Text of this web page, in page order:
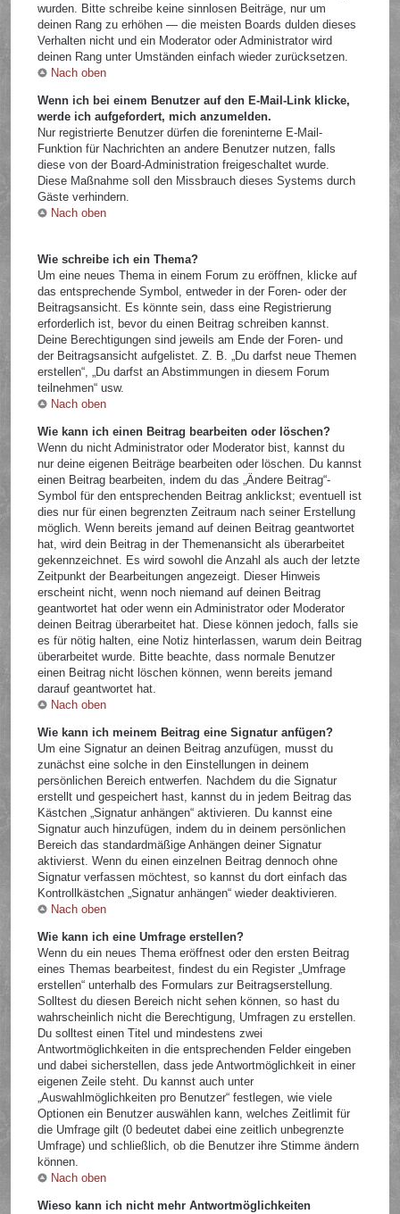
wurden. Bitte schreibe keine sinnlosen Beiträge, nur um
deinen Rang zu erhöhen — die meisten Boards dulden dieses
Verhalten nicht und ein Moderator oder Administrator wird
deinen Rang unter Umständen einfach wieder zurücksetzen.
Nach oben
Wenn ich bei einem Benutzer auf den E-Mail-Link klicke,
werde ich aufgefordert, mich anzumelden.
Nur registrierte Benutzer dürfen die foreninterne E-Mail-
Funktion für Nachrichten an andere Benutzer nutzen, falls
diese von der Board-Administration freigeschaltet wurde.
Diese Maßnahme soll den Missbrauch dieses Systems durch
Gäste verhindern.
Nach oben
Wie schreibe ich ein Thema?
Um eine neues Thema in einem Forum zu eröffnen, klicke auf
das entsprechende Symbol, entweder in der Foren- oder der
Beitragsansicht. Es könnte sein, dass eine Registrierung
erforderlich ist, bevor du einen Beitrag schreiben kannst.
Deine Berechtigungen sind jeweils am Ende der Foren- und
der Beitragsansicht aufgelistet. Z. B. „Du darfst neue Themen
erstellen“, „Du darfst an Abstimmungen in diesem Forum
teilnehmen“ usw.
Nach oben
Wie kann ich einen Beitrag bearbeiten oder löschen?
Wenn du nicht Administrator oder Moderator bist, kannst du
nur deine eigenen Beiträge bearbeiten oder löschen. Du kannst
einen Beitrag bearbeiten, indem du das „Ändere Beitrag“-
Symbol für den entsprechenden Beitrag anklickst; eventuell ist
dies nur für einen begrenzten Zeitraum nach seiner Erstellung
möglich. Wenn bereits jemand auf deinen Beitrag geantwortet
hat, wird dein Beitrag in der Themenansicht als überarbeitet
gekennzeichnet. Es wird sowohl die Anzahl als auch der letzte
Zeitpunkt der Bearbeitungen angezeigt. Dieser Hinweis
erscheint nicht, wenn noch niemand auf deinen Beitrag
geantwortet hat oder wenn ein Administrator oder Moderator
deinen Beitrag überarbeitet hat. Diese können jedoch, falls sie
es für nötig halten, eine Notiz hinterlassen, warum dein Beitrag
überarbeitet wurde. Bitte beachte, dass normale Benutzer
einen Beitrag nicht löschen können, wenn bereits jemand
darauf geantwortet hat.
Nach oben
Wie kann ich meinem Beitrag eine Signatur anfügen?
Um eine Signatur an deinen Beitrag anzufügen, musst du
zunächst eine solche in den Einstellungen in deinem
persönlichen Bereich entwerfen. Nachdem du die Signatur
erstellt und gespeichert hast, kannst du in jedem Beitrag das
Kästchen „Signatur anhängen“ aktivieren. Du kannst eine
Signatur auch hinzufügen, indem du in deinem persönlichen
Bereich das standardmäßige Anhängen deiner Signatur
aktivierst. Wenn du einen einzelnen Beitrag dennoch ohne
Signatur verfassen möchtest, so kannst du dort einfach das
Kontrollkästchen „Signatur anhängen“ wieder deaktivieren.
Nach oben
Wie kann ich eine Umfrage erstellen?
Wenn du ein neues Thema eröffnest oder den ersten Beitrag
eines Themas bearbeitest, findest du ein Register „Umfrage
erstellen“ unterhalb des Formulars zur Beitragserstellung.
Solltest du diesen Bereich nicht sehen können, so hast du
wahrscheinlich nicht die Berechtigung, Umfragen zu erstellen.
Du solltest einen Titel und mindestens zwei
Antwortmöglichkeiten in die entsprechenden Felder eingeben
und dabei sicherstellen, dass jede Antwortmöglichkeit in einer
eigenen Zeile steht. Du kannst auch unter
„Auswahlmöglichkeiten pro Benutzer“ festlegen, wie viele
Optionen ein Benutzer auswählen kann, welches Zeitlimit für
die Umfrage gilt (0 bedeutet dabei eine zeitlich unbegrenzte
Umfrage) und schließlich, ob die Benutzer ihre Stimme ändern
können.
Nach oben
Wieso kann ich nicht mehr Antwortmöglichkeiten